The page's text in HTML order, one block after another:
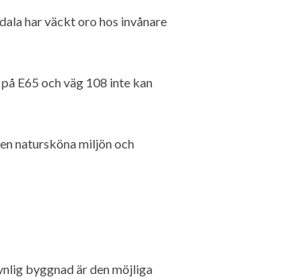
har väckt oro hos invånare
E65 och väg 108 inte kan
natursköna miljön och
byggnad är den möjliga